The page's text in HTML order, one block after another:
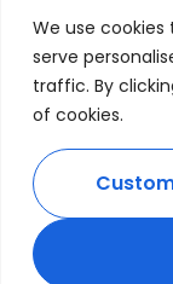
We use
serve
traffic. By
of cookies.
Portugal é um
institucional
enfrentadas
melhores
Para uma
estabelecer
entre